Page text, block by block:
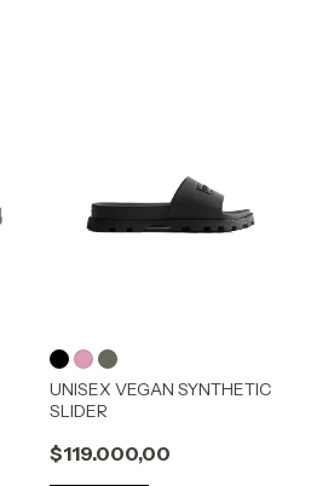
UNISEX VEGAN SYNTHETIC
SLIDER
$119.000,00